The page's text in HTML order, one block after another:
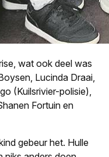
wat ook deel was
Lucinda Draai,
(Kuilsrivier-polisie),
Fortuin en
gebeur het. Hulle